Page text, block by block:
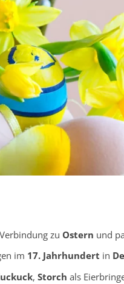
zu Ostern und
im 17. Jahrhundert in
, Storch als